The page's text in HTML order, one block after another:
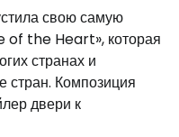
свою самую
of the Heart», которая
странах и
стран. Композиция
двери к